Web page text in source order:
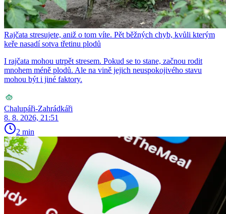
Rajčata stresujete, aniž o tom víte. Pět běžných chyb, kvůli kterým
keře nasadí sotva třetinu plodů
I rajčata mohou utrpět stresem. Pokud se to stane, začnou rodit
mnohem méně plodů. Ale na vině jejich neuspokojivého stavu
mohou být i jiné faktory.
Chalupáři-Zahrádkáři
8. 8. 2026, 21:51
2 min